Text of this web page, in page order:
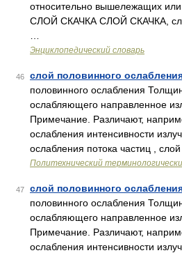
относительно вышележащих
СЛОЙ СКАЧКА СЛОЙ СКАЧКА,
Энциклопедический словарь
46 слой половинного
половинного ослабления
ослабляющего направленное
Примечание. Различают,
ослабления интенсивности
ослабления потока частиц ,
Политехнический
47 слой половинного
половинного ослабления
ослабляющего направленное
Примечание. Различают,
ослабления интенсивности